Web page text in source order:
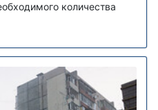
количества